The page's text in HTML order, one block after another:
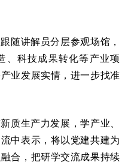
随讲解员分层参观场馆，
、科技成果转化等产业项
业发展实情，进一步找准
质生产力发展，学产业、
中表示，将以党建共建为
合，把研学交流成果持续